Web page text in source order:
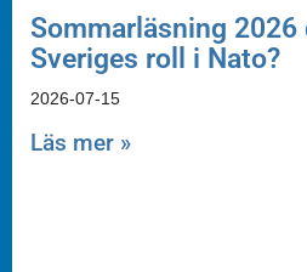
Sommarläsning 2026
Sveriges roll i Nato?
2026-07-15
Läs mer »